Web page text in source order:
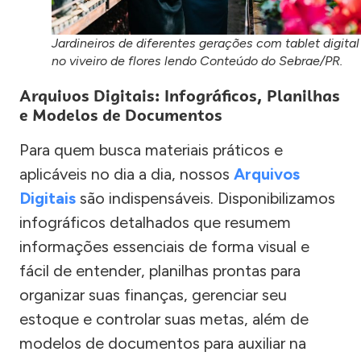
Jardineiros de diferentes gerações com tablet digital
no viveiro de flores lendo Conteúdo do Sebrae/PR.
Arquivos Digitais: Infográficos, Planilhas
e Modelos de Documentos
Para quem busca materiais práticos e
aplicáveis no dia a dia, nossos Arquivos
Digitais são indispensáveis. Disponibilizamos
infográficos detalhados que resumem
informações essenciais de forma visual e
fácil de entender, planilhas prontas para
organizar suas finanças, gerenciar seu
estoque e controlar suas metas, além de
modelos de documentos para auxiliar na